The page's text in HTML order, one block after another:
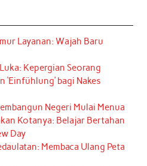
Layanan: Wajah Baru
Kepergian Seorang
‘Einfühlung’ bagi Nakes
Negeri Mulai Menua
Kotanya: Belajar Bertahan
Day
Membaca Ulang Peta